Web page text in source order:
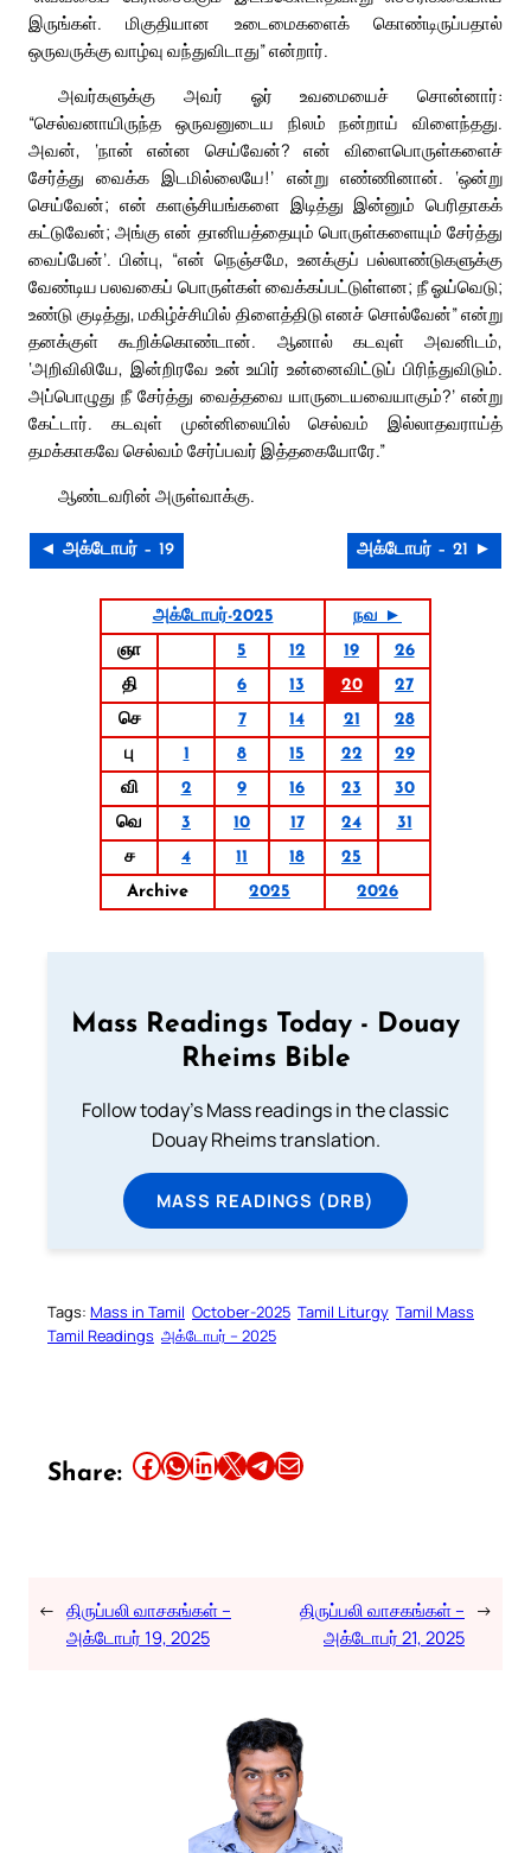
இருங்கள். மிகுதியான உடைமைகளைக் கொண்டிருப்பதால்
ஒருவருக்கு வாழ்வு வந்துவிடாது” என்றார்.
அவர்களுக்கு அவர் ஓர் உவமையைச் சொன்னார்:
“செல்வனாயிருந்த ஒருவனுடைய நிலம் நன்றாய் விளைந்தது.
அவன், ‘நான் என்ன செய்வேன்? என் விளைபொருள்களைச்
சேர்த்து வைக்க இடமில்லையே!’ என்று எண்ணினான். ‘ஒன்று
செய்வேன்; என் களஞ்சியங்களை இடித்து இன்னும் பெரிதாகக்
கட்டுவேன்; அங்கு என் தானியத்தையும் பொருள்களையும் சேர்த்து
வைப்பேன்’. பின்பு, “என் நெஞ்சமே, உனக்குப் பல்லாண்டுகளுக்கு
வேண்டிய பலவகைப் பொருள்கள் வைக்கப்பட்டுள்ளன; நீ ஓய்வெடு;
உண்டு குடித்து, மகிழ்ச்சியில் திளைத்திடு எனச் சொல்வேன்” என்று
தனக்குள் கூறிக்கொண்டான். ஆனால் கடவுள் அவனிடம்,
‘அறிவிலியே, இன்றிரவே உன் உயிர் உன்னைவிட்டுப் பிரிந்துவிடும்.
அப்பொழுது நீ சேர்த்து வைத்தவை யாருடையவையாகும்?’ என்று
கேட்டார். கடவுள் முன்னிலையில் செல்வம் இல்லாதவராய்த்
தமக்காகவே செல்வம் சேர்ப்பவர் இத்தகையோரே.”
ஆண்டவரின் அருள்வாக்கு.
◄ அக்டோபர் – 19 அக்டோபர் – 21 ►
அக்டோபர்-2025
நவ ►
ஞா
5 12 19
26
தி
6 13 20
27
செ
7 14 21
28
பு
1 8 15 22
29
வி
2 9 16 23
30
வெ
3 10 17 24
31
ச
4 11 18
25
Archive
2025 2026
Mass Readings Today - Douay
Rheims Bible
Follow today's Mass readings in the classic
Douay Rheims translation.
MASS READINGS (DRB)
Tags: Mass in Tamil October-2025 Tamil Liturgy Tamil Mass
Tamil Readings அக்டோபர் – 2025
Share: Share this article on Facebook Share this article on WhatsApp Share this article on LinkedIn Share this article on X Share this article on TelegramEmail this Article
← திருப்பலி வாசகங்கள் –
அக்டோபர் 19, 2025
திருப்பலி வாசகங்கள் –
அக்டோபர் 21, 2025
→